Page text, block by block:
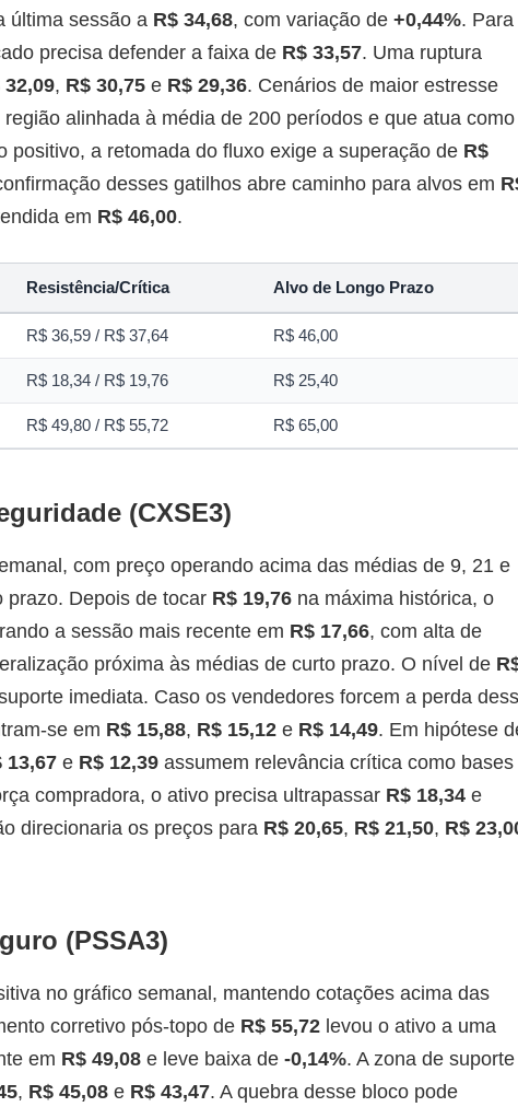
última sessão a R$ 34,68, com variação de +0,44%. Para
precisa defender a faixa de R$ 33,57. Uma ruptura
32,09, R$ 30,75 e R$ 29,36. Cenários de maior estresse
região alinhada à média de 200 períodos e que atua como
positivo, a retomada do fluxo exige a superação de R$
desses gatilhos abre caminho para alvos em
em R$ 46,00.
Resistência/Crítica Alvo de Longo Prazo
R$ 36,59 / R$ 37,64 R$ 46,00
R$ 18,34 / R$ 19,76 R$ 25,40
R$ 49,80 / R$ 55,72 R$ 65,00
(CXSE3)
com preço operando acima das médias de 9, 21 e
prazo. Depois de tocar R$ 19,76 na máxima histórica, o
a sessão mais recente em R$ 17,66, com alta de
próxima às médias de curto prazo. O nível de
imediata. Caso os vendedores forcem a perda
se em R$ 15,88, R$ 15,12 e R$ 14,49. Em hipótese
13,67 e R$ 12,39 assumem relevância crítica como bases
compradora, o ativo precisa ultrapassar R$ 18,34 e
direcionaria os preços para R$ 20,65, R$ 21,50, R$
(PSSA3)
no gráfico semanal, mantendo cotações acima das
corretivo pós-topo de R$ 55,72 levou o ativo a uma
em R$ 49,08 e leve baixa de -0,14%. A zona de suporte
, R$ 45,08 e R$ 43,47. A quebra desse bloco pode